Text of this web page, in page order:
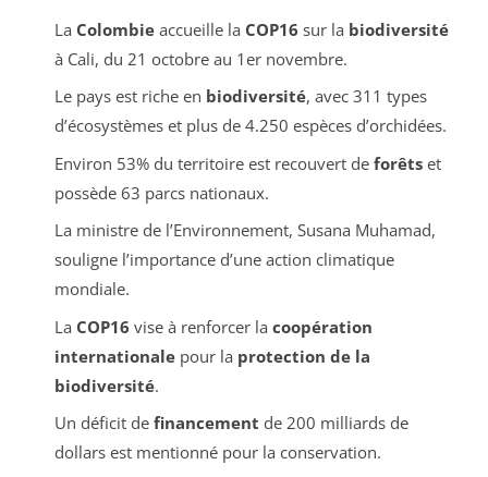
La Colombieaccueille la COP16 sur la biodiversité
à Cali, du 21 octobre au 1er novembre.
Le pays est riche en biodiversité, avec 311 types
d’écosystèmes et plus de 4.250 espèces d’orchidées.
Environ 53% du territoire est recouvert de forêtset
possède 63 parcs nationaux.
La ministre de l’Environnement, Susana Muhamad,
souligne l’importance d’une action climatique
mondiale.
La COP16 vise à renforcer la coopération
internationalepour la protection de la
biodiversité.
Un déficit de financement de 200 milliards de
dollars est mentionné pour la conservation.